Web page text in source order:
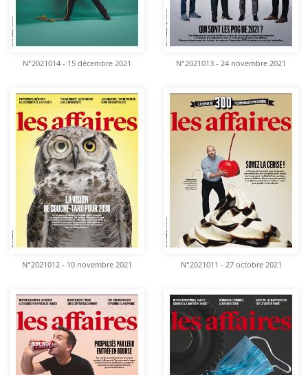
N°2021014 - 15 décembre 2021 N°2021013 - 24 novembre 2021
N°2021012 - 10 novembre 2021 N°2021011 - 27 octobre 2021